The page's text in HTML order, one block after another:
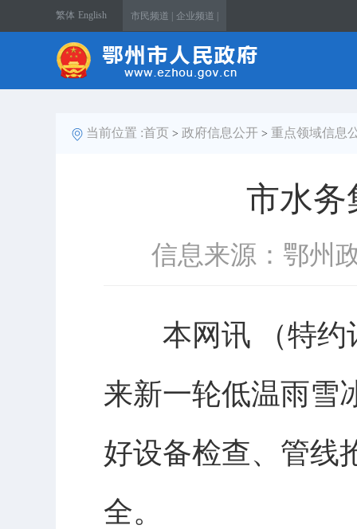
繁体 English 市民频道 | 企业频道 |
当前位置 :首页 > 政府信息公开 > 重点领域信息
市水务
信息来源：鄂州
本网讯 （特约
来新一轮低温雨雪
好设备检查、管线
全。